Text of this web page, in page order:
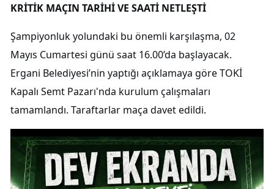
KRİTİK MAÇIN TARİHİ VE SAATİ NETLEŞTİ
Şampiyonluk yolundaki bu önemli karşılaşma, 02
Mayıs Cumartesi günü saat 16.00’da başlayacak.
Ergani Belediyesi’nin yaptığı açıklamaya göre TOKİ
Kapalı Semt Pazarı'nda kurulum çalışmaları
tamamlandı. Taraftarlar maça davet edildi.